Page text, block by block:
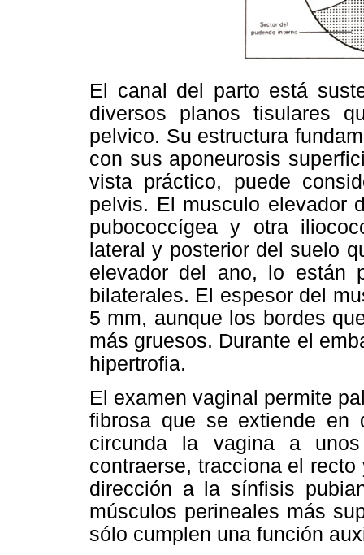
El canal del parto está
diversos planos tisulares
pelvico. Su estructura
con sus aponeurosis
vista práctico, puede
pelvis. El musculo elevador
pubococcígea y otra
lateral y posterior del suelo
elevador del ano, lo están
bilaterales. El espesor del
5 mm, aunque los bordes
más gruesos. Durante el
hipertrofia.
El examen vaginal permite
fibrosa que se extiende en
circunda la vagina a
contraerse, tracciona el
dirección a la sínfisis
músculos perineales más
sólo cumplen una función